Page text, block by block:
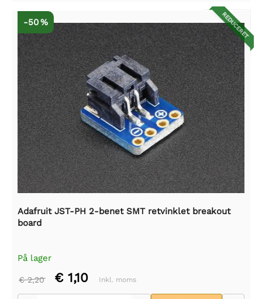
REDUCERET
-50 %
Adafruit JST-PH 2-benet SMT retvinklet breakout
board
På lager
€ 2,20 € 1,10 Inkl. moms